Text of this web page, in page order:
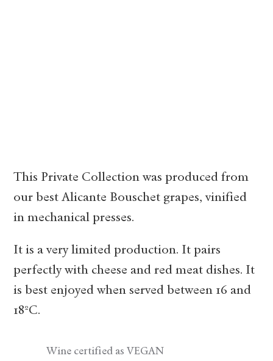
This Private Collection was produced from
our best Alicante Bouschet grapes, vinified
in mechanical presses.
It is a very limited production. It pairs
perfectly with cheese and red meat dishes. It
is best enjoyed when served between 16 and
18ºC.
Wine certified as VEGAN